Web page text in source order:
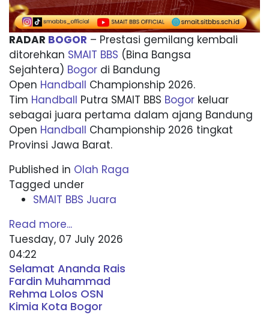
RADAR BOGOR – Prestasi gemilang kembali
ditorehkan SMAIT BBS (Bina Bangsa
Sejahtera) Bogor di Bandung
Open Handball Championship 2026.
Tim Handball Putra SMAIT BBS Bogor keluar
sebagai juara pertama dalam ajang Bandung
Open Handball Championship 2026 tingkat
Provinsi Jawa Barat.
Published in Olah Raga
Tagged under
SMAIT BBS Juara
Read more...
Tuesday, 07 July 2026
04:22
Selamat Ananda Rais
Fardin Muhammad
Rehma Lolos OSN
Kimia Kota Bogor